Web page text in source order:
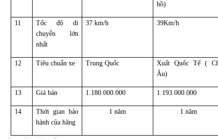
hồ)
11
Tốc độ di
chuyển lớn
nhất
37 km/h 39Km/h
12 Tiêu chuẩn xe Trung Quốc
Xuất Quốc Tế (
Âu)
13 Giá bán 1.180.000.000 1.193.000.000
14
Thời gian bảo
hành của hãng
1 năm 1 năm